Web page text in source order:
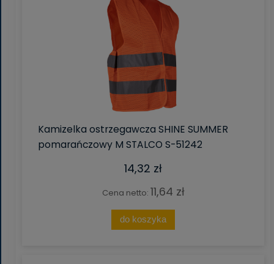
Kamizelka ostrzegawcza SHINE SUMMER
pomarańczowy M STALCO S-51242
14,32 zł
Cena netto: 11,64 zł
do koszyka